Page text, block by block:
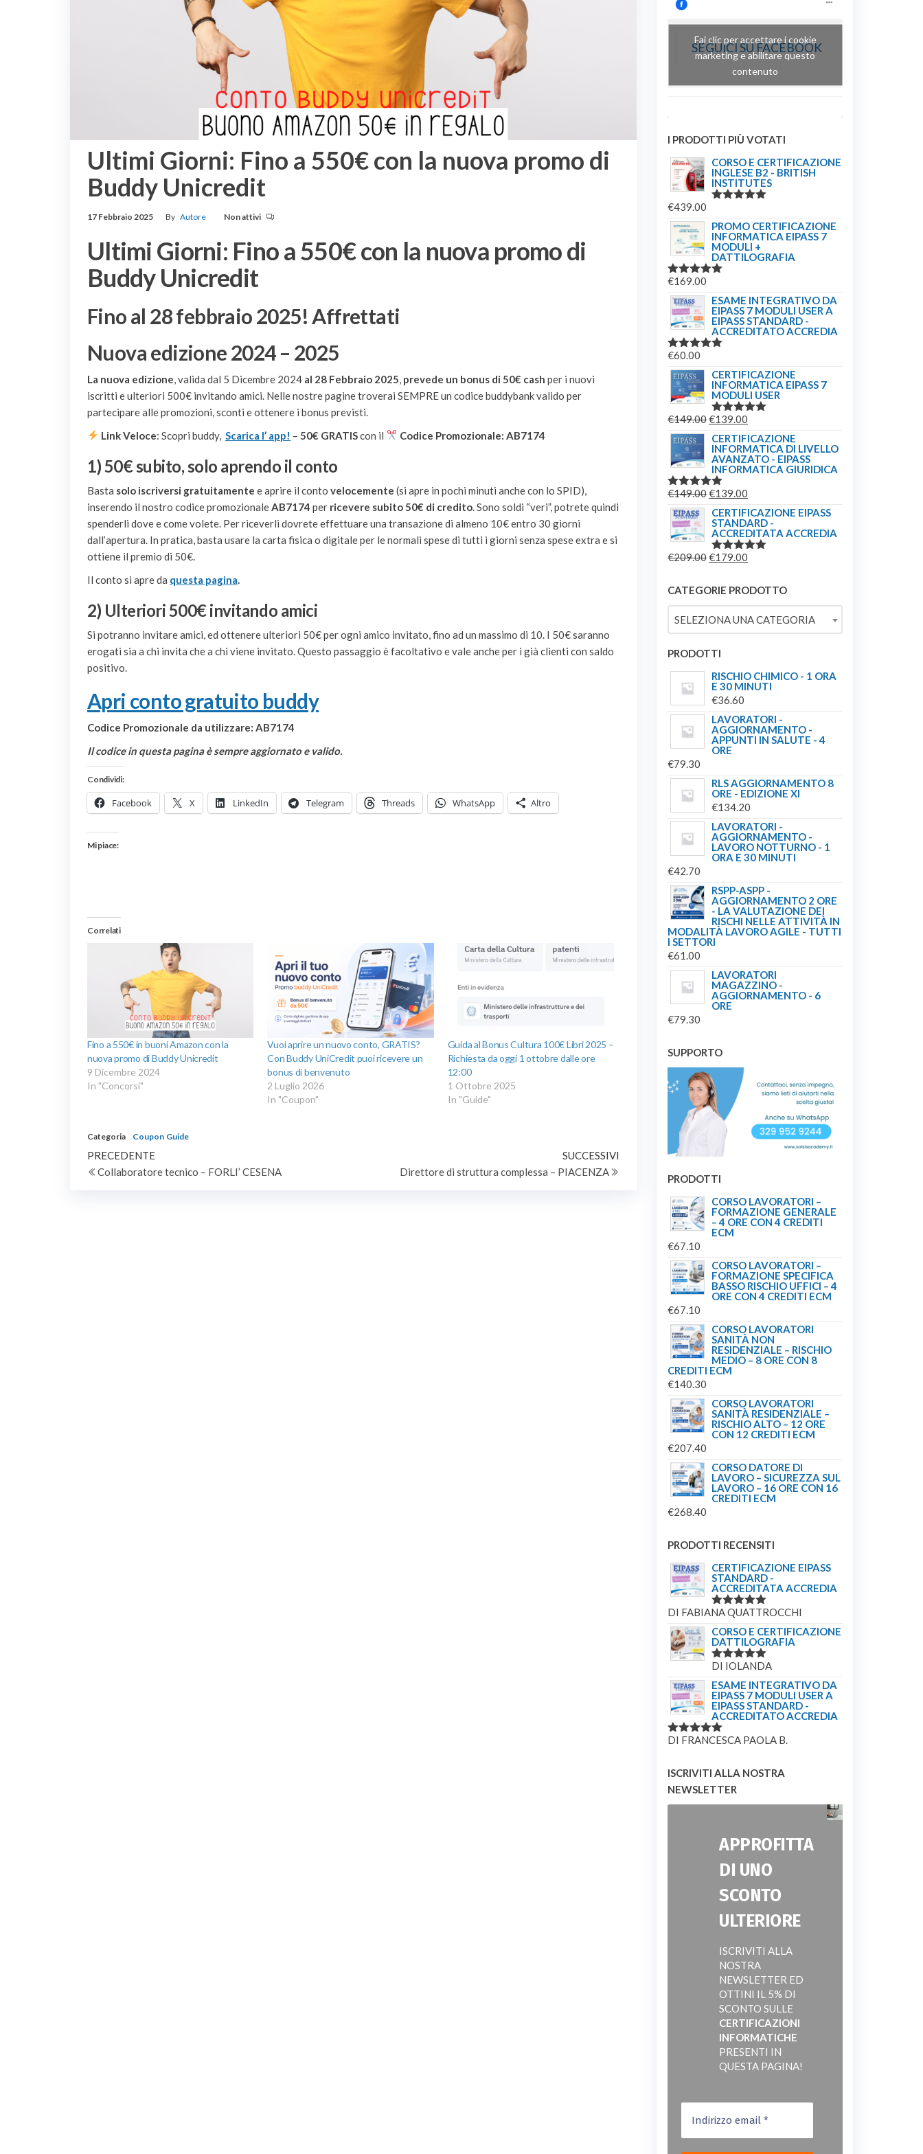
Ultimi Giorni: Fino a 550€ con la nuova promo di
Buddy Unicredit
17 Febbraio 2025 By Autore Non attivi
Ultimi Giorni: Fino a 550€ con la nuova promo di
Buddy Unicredit
Fino al 28 febbraio 2025! Affrettati
Nuova edizione 2024 – 2025
La nuova edizione, valida dal 5 Dicembre 2024 al 28 Febbraio 2025, prevede un bonus di 50€ cash per i nuovi
iscritti e ulteriori 500€ invitando amici. Nelle nostre pagine troverai SEMPRE un codice buddybank valido per
partecipare alle promozioni, sconti e ottenere i bonus previsti.
Link Veloce: Scopri buddy,Scarica l’ app! –50€ GRATIScon il Codice Promozionale: AB7174
1) 50€ subito, solo aprendo il conto
Basta solo iscriversi gratuitamente e aprire il conto velocemente (si apre in pochi minuti anche con lo SPID),
inserendo il nostro codice promozionaleAB7174 per ricevere subito 50€ di credito. Sono soldi “veri”, potrete quindi
spenderli dove e come volete. Per riceverli dovrete effettuare una transazione di almeno 10€ entro 30 giorni
dall’apertura. In pratica, basta usare la carta fisica o digitale per le normali spese di tutti i giorni senza spese extra e si
ottiene il premio di 50€.
Il conto si apre da questa pagina.
2) Ulteriori 500€ invitando amici
Si potranno invitare amici, ed ottenere ulteriori 50€ per ogni amico invitato, fino ad un massimo di 10. I 50€ saranno
erogati sia a chi invita che a chi viene invitato. Questo passaggio è facoltativo e vale anche per i già clienti con saldo
positivo.
Apri conto gratuito buddy
Codice Promozionale da utilizzare: AB7174
Il codice in questa pagina è sempre aggiornato e valido.
Condividi:
Facebook X LinkedIn Telegram Threads WhatsApp Altro
Mi piace:
Correlati
Fino a 550€ in buoni Amazon con la
nuova promo di Buddy Unicredit
9 Dicembre 2024
In "Concorsi"
Vuoi aprire un nuovo conto, GRATIS?
Con Buddy UniCredit puoi ricevere un
bonus di benvenuto
2 Luglio 2026
In "Coupon"
Guida al Bonus Cultura 100€ Libri 2025 –
Richiesta da oggi 1 ottobre dalle ore
12:00
1 Ottobre 2025
In "Guide"
Categoria Coupon Guide
Navigazione
articoli
Articolo
precedente
PRECEDENTE
Collaboratore tecnico – FORLI’ CESENA
SUCCESSIVI
Direttore di struttura complessa – PIACENZA
SEGUICI SU FACEBOOK
Fai clic per accettare i cookie
marketing e abilitare questo
contenuto
I PRODOTTI PIÙ VOTATI
CORSO E CERTIFICAZIONE
INGLESE B2 - BRITISH
INSTITUTES
€439.00
PROMO CERTIFICAZIONE
INFORMATICA EIPASS 7
MODULI +
DATTILOGRAFIA
VALUTATO
5.00SU 5
€169.00
ESAME INTEGRATIVO DA
EIPASS 7 MODULI USER A
EIPASS STANDARD -
ACCREDITATO ACCREDIA
VALUTATO
5.00SU 5
€60.00
CERTIFICAZIONE
INFORMATICA EIPASS 7
MODULI USER
VALUTATO
€149.00IL
PREZZO
ORIGINALE
ERA:
€149.00.
€139.00
PREZZO
ATTUALE
È:
CERTIFICAZIONE
INFORMATICA DI LIVELLO
AVANZATO - EIPASS
INFORMATICA GIURIDICA
VALUTATO
5.00SU 5
€149.00IL
PREZZO
ORIGINALE
ERA:
€149.00.
€139.00
PREZZO
ATTUALE
È:
CERTIFICAZIONE EIPASS
STANDARD -
ACCREDITATA ACCREDIA
VALUTATO
€209.00IL
ORIGINALE
ERA:
€209.00.
€179.00
ATTUALE
È:
€179.00.
CATEGORIE PRODOTTO
SELEZIONA UNA CATEGORIA
PRODOTTI
RISCHIO CHIMICO - 1 ORA
E 30 MINUTI
€36.60
LAVORATORI -
AGGIORNAMENTO -
APPUNTI IN SALUTE - 4
ORE
€79.30
RLS AGGIORNAMENTO 8
ORE - EDIZIONE XI
€134.20
LAVORATORI -
AGGIORNAMENTO -
LAVORO NOTTURNO - 1
ORA E 30 MINUTI
€42.70
RSPP-ASPP -
AGGIORNAMENTO 2 ORE
- LA VALUTAZIONE DEI
RISCHI NELLE ATTIVITÀ IN
MODALITÀ LAVORO AGILE - TUTTI
I SETTORI
€61.00
LAVORATORI
MAGAZZINO -
AGGIORNAMENTO - 6
ORE
€79.30
SUPPORTO
PRODOTTI
CORSO LAVORATORI –
FORMAZIONE GENERALE
– 4 ORE CON 4 CREDITI
ECM
€67.10
CORSO LAVORATORI –
FORMAZIONE SPECIFICA
BASSO RISCHIO UFFICI – 4
ORE CON 4 CREDITI ECM
€67.10
CORSO LAVORATORI
SANITÀ NON
RESIDENZIALE – RISCHIO
MEDIO – 8 ORE CON 8
CREDITI ECM
€140.30
CORSO LAVORATORI
SANITÀ RESIDENZIALE –
RISCHIO ALTO – 12 ORE
CON 12 CREDITI ECM
€207.40
CORSO DATORE DI
LAVORO – SICUREZZA SUL
LAVORO – 16 ORE CON 16
CREDITI ECM
€268.40
PRODOTTI RECENSITI
CERTIFICAZIONE EIPASS
STANDARD -
ACCREDITATA ACCREDIA
VALUTATO
DI FABIANA QUATTROCCHI
CORSO E CERTIFICAZIONE
DATTILOGRAFIA
VALUTATO
DI IOLANDA
ESAME INTEGRATIVO DA
EIPASS 7 MODULI USER A
EIPASS STANDARD -
ACCREDITATO ACCREDIA
VALUTATO
DI FRANCESCA PAOLA B.
ISCRIVITI ALLA NOSTRA
NEWSLETTER
APPROFITTA
DI UNO
SCONTO
ULTERIORE
ISCRIVITI ALLA
NOSTRA
NEWSLETTER ED
OTTINI IL 5% DI
SCONTO SULLE
CERTIFICAZIONI
INFORMATICHE
PRESENTI IN
QUESTA PAGINA!